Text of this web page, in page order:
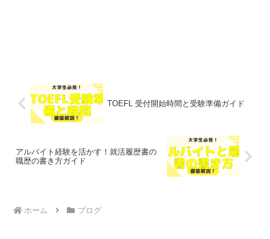
TOEFL 受付開始時間と受験準備ガイド
アルバイト経験を活かす！就活履歴書の
職歴の書き方ガイド
ホーム ブログ